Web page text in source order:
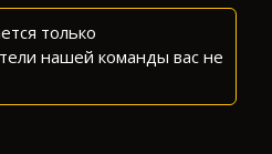
только
нашей команды вас не